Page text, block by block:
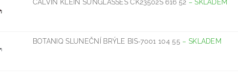
CALVIN KLEIN SUNGLASSES CK23502S 616 52 –SKLADEM
BOTANIQ SLUNEČNÍ BRÝLE BIS-7001 104 55 – SKLADEM